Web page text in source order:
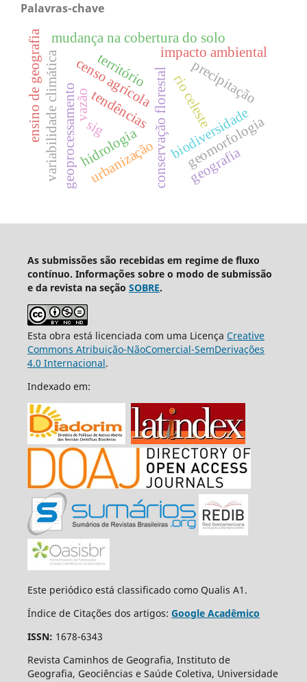
Palavras-chave
conservação florestal
impacto ambiental
censo agrícola
biodiversidade
mudança na cobertura do solo
rio celeste
tendências
precipitação
vazão
geomorfologia
geoprocessamentohidrologia
variabilidade climática território
ensino de geografia
urbanização geografia
sig
As submissões são recebidas em regime de fluxo
contínuo. Informações sobre o modo de submissão
e da revista na seção SOBRE.
Esta obra está licenciada com uma Licença Creative
Commons Atribuição-NãoComercial-SemDerivações
4.0 Internacional.
Indexado em:
Este periódico está classificado como Qualis A1.
Índice de Citações dos artigos: Google Acadêmico
ISSN: 1678-6343
Revista Caminhos de Geografia, Instituto de
Geografia, Geociências e Saúde Coletiva, Universidade